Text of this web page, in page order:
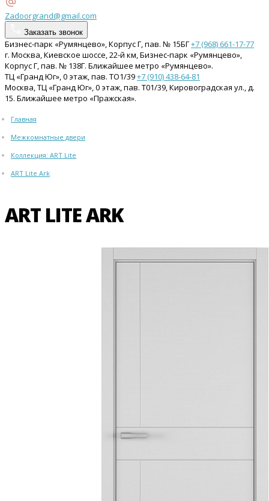
Zadoorgrand@gmail.com
Заказать звонок
Бизнес-парк «Румянцево», Корпус Г, пав. № 15БГ+7 (968) 661-17-77
г. Москва, Киевское шоссе, 22-й км, Бизнес-парк «Румянцево»,
Корпус Г, пав. № 138Г. Ближайшее метро «Румянцево».
ТЦ «Гранд Юг», 0 этаж, пав. ТО1/39+7 (910) 438-64-81
Москва, ТЦ «Гранд Юг», 0 этаж, пав. Т01/39, Кировоградская ул., д.
15. Ближайшее метро «Пражская».
Главная
Межкомнатные двери
Коллекция: ART Lite
ART Lite Ark
ART LITE ARK